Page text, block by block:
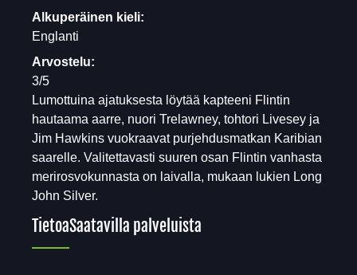
Alkuperäinen kieli:
Englanti
Arvostelu:
3/5
Lumottuina ajatuksesta löytää kapteeni Flintin
hautaama aarre, nuori Trelawney, tohtori Livesey ja
Jim Hawkins vuokraavat purjehdusmatkan Karibian
saarelle. Valitettavasti suuren osan Flintin vanhasta
merirosvokunnasta on laivalla, mukaan lukien Long
John Silver.
TietoaSaatavilla palveluista